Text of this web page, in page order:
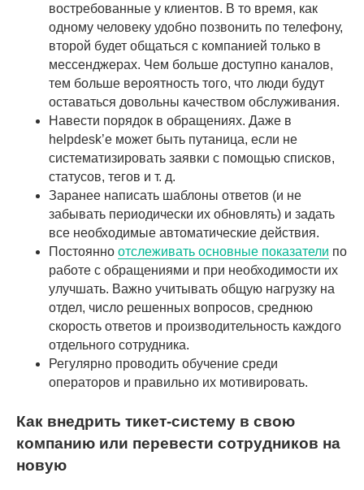
востребованные у клиентов. В то время, как
одному человеку удобно позвонить по телефону,
второй будет общаться с компанией только в
мессенджерах. Чем больше доступно каналов,
тем больше вероятность того, что люди будут
оставаться довольны качеством обслуживания.
Навести порядок в обращениях. Даже в
helpdesk’е может быть путаница, если не
систематизировать заявки с помощью списков,
статусов, тегов и т. д.
Заранее написать шаблоны ответов (и не
забывать периодически их обновлять) и задать
все необходимые автоматические действия.
Постоянно отслеживать основные показатели по
работе с обращениями и при необходимости их
улучшать. Важно учитывать общую нагрузку на
отдел, число решенных вопросов, среднюю
скорость ответов и производительность каждого
отдельного сотрудника.
Регулярно проводить обучение среди
операторов и правильно их мотивировать.
Как внедрить тикет-систему в свою
компанию или перевести сотрудников на
новую